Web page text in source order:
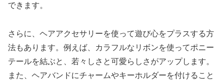
できます。
さらに、ヘアアクセサリーを使って遊び心をプラスする方
法もあります。例えば、カラフルなリボンを使ってポニー
テールを結ぶと、若々しさと可愛らしさがアップします。
また、ヘアバンドにチャームやキーホルダーを付けること